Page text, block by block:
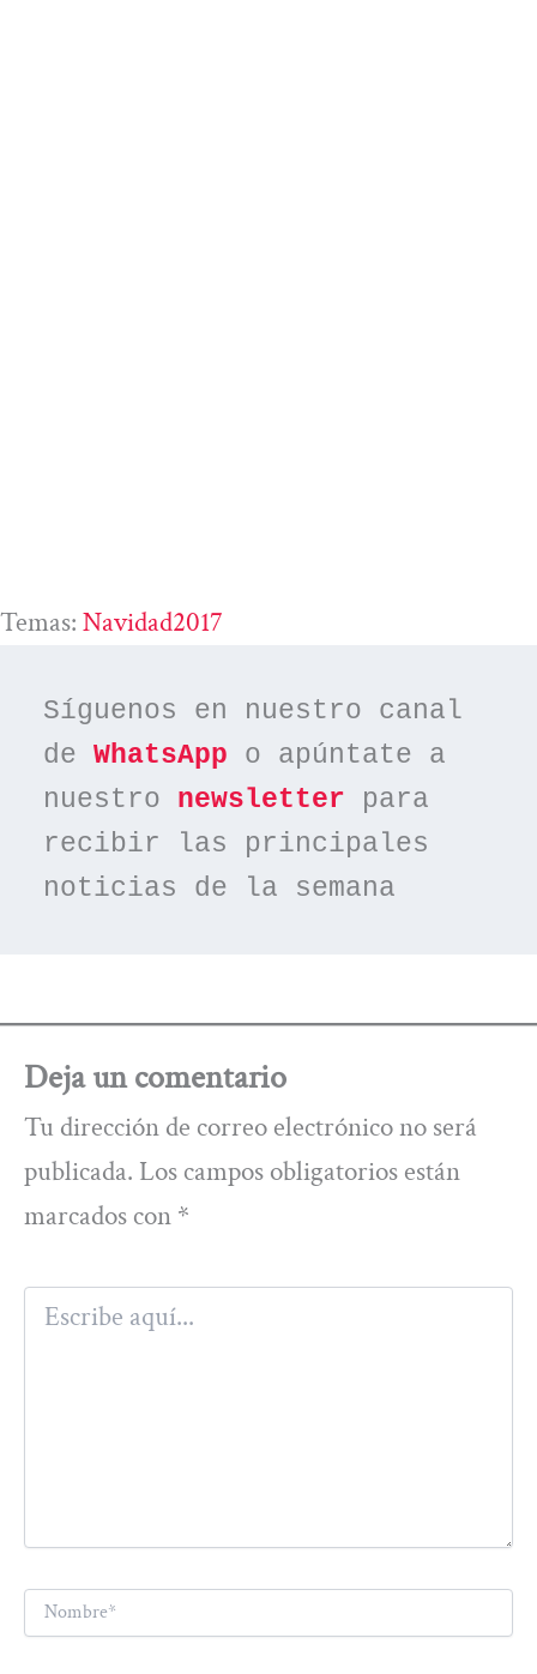
Temas: Navidad2017
Síguenos en nuestro canal
de WhatsApp o apúntate a
nuestro newsletter para
recibir las principales
noticias de la semana
Deja un comentario
Tu dirección de correo electrónico no será
publicada. Los campos obligatorios están
marcados con *
Escribe
aquí...
Nombre*